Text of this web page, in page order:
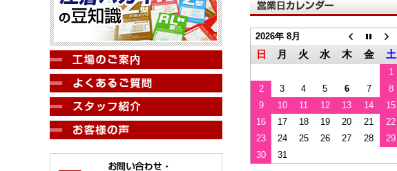
2026年 8月
日 月 火 水 木 金 土
1
2
3 4 5 6 7
8
9
10 11 12 13 14
15
16
17 18 19 20 21
22
23
24 25 26 27 28
29
30
31